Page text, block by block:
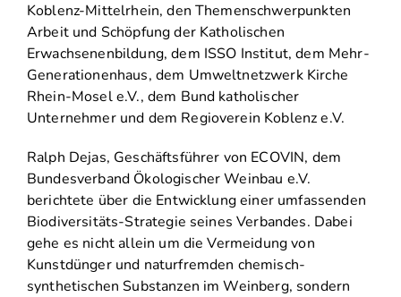
Koblenz-Mittelrhein, den Themenschwerpunkten
Arbeit und Schöpfung der Katholischen
Erwachsenenbildung, dem ISSO Institut, dem Mehr-
Generationenhaus, dem Umweltnetzwerk Kirche
Rhein-Mosel e.V., dem Bund katholischer
Unternehmer und dem Regioverein Koblenz e.V.
Ralph Dejas, Geschäftsführer von ECOVIN, dem
Bundesverband Ökologischer Weinbau e.V.
berichtete über die Entwicklung einer umfassenden
Biodiversitäts-Strategie seines Verbandes. Dabei
gehe es nicht allein um die Vermeidung von
Kunstdünger und naturfremden chemisch-
synthetischen Substanzen im Weinberg, sondern